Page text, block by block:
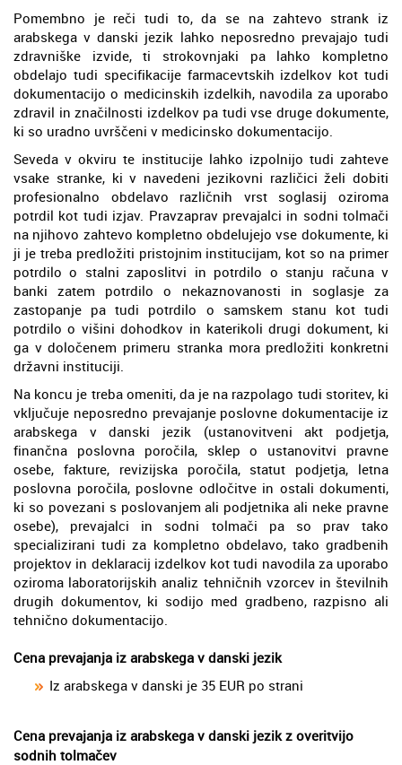
Pomembno je reči tudi to, da se na zahtevo strank iz
arabskega v danski jezik lahko neposredno prevajajo tudi
zdravniške izvide, ti strokovnjaki pa lahko kompletno
obdelajo tudi specifikacije farmacevtskih izdelkov kot tudi
dokumentacijo o medicinskih izdelkih, navodila za uporabo
zdravil in značilnosti izdelkov pa tudi vse druge dokumente,
ki so uradno uvrščeni v medicinsko dokumentacijo.
Seveda v okviru te institucije lahko izpolnijo tudi zahteve
vsake stranke, ki v navedeni jezikovni različici želi dobiti
profesionalno obdelavo različnih vrst soglasij oziroma
potrdil kot tudi izjav. Pravzaprav prevajalci in sodni tolmači
na njihovo zahtevo kompletno obdelujejo vse dokumente, ki
ji je treba predložiti pristojnim institucijam, kot so na primer
potrdilo o stalni zaposlitvi in potrdilo o stanju računa v
banki zatem potrdilo o nekaznovanosti in soglasje za
zastopanje pa tudi potrdilo o samskem stanu kot tudi
potrdilo o višini dohodkov in katerikoli drugi dokument, ki
ga v določenem primeru stranka mora predložiti konkretni
državni instituciji.
Na koncu je treba omeniti, da je na razpolago tudi storitev, ki
vključuje neposredno prevajanje poslovne dokumentacije iz
arabskega v danski jezik (ustanovitveni akt podjetja,
finančna poslovna poročila, sklep o ustanovitvi pravne
osebe, fakture, revizijska poročila, statut podjetja, letna
poslovna poročila, poslovne odločitve in ostali dokumenti,
ki so povezani s poslovanjem ali podjetnika ali neke pravne
osebe), prevajalci in sodni tolmači pa so prav tako
specializirani tudi za kompletno obdelavo, tako gradbenih
projektov in deklaracij izdelkov kot tudi navodila za uporabo
oziroma laboratorijskih analiz tehničnih vzorcev in številnih
drugih dokumentov, ki sodijo med gradbeno, razpisno ali
tehnično dokumentacijo.
Cena prevajanja iz arabskega v danski jezik
Iz arabskega v danski je 35 EUR po strani
Cena prevajanja iz arabskega v danski jezik z overitvijo
sodnih tolmačev